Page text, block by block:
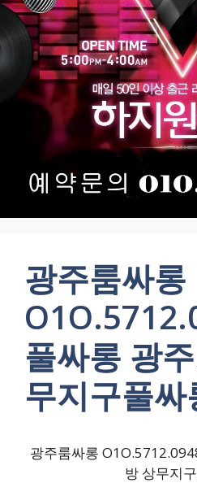
광주룸싸롱
풀싸롱 광
무지구풀싸
광주룸싸롱
방 상무지